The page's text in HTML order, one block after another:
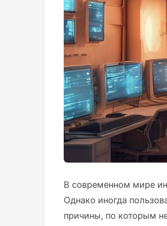
В современном мире
Однако иногда
причины, по которым